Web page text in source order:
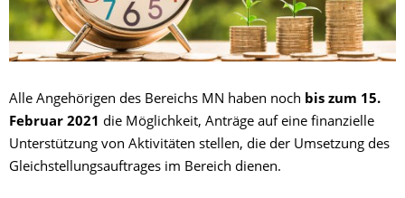
Alle Angehörigen des Bereichs MN haben noch bis zum 15.
Februar 2021 die Möglichkeit, Anträge auf eine finanzielle
Unterstützung von Aktivitäten stellen, die der Umsetzung des
Gleichstellungsauftrages im Bereich dienen.